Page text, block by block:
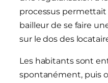
processus
bailleur de se faire
sur le dos des
Les habitants sont
spontanément, puis